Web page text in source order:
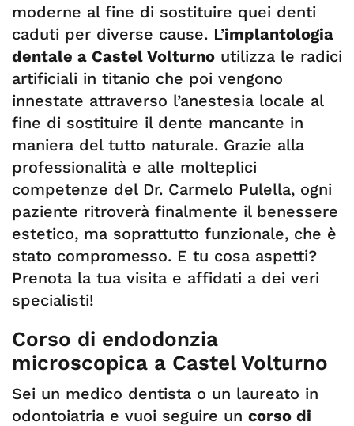
moderne al fine di sostituire quei denti
caduti per diverse cause. L’implantologia
dentale a Castel Volturno utilizza le radici
artificiali in titanio che poi vengono
innestate attraverso l’anestesia locale al
fine di sostituire il dente mancante in
maniera del tutto naturale. Grazie alla
professionalità e alle molteplici
competenze del Dr. Carmelo Pulella, ogni
paziente ritroverà finalmente il benessere
estetico, ma soprattutto funzionale, che è
stato compromesso. E tu cosa aspetti?
Prenota la tua visita e affidati a dei veri
specialisti!
Corso di endodonzia
microscopica a Castel Volturno
Sei un medico dentista o un laureato in
odontoiatria e vuoi seguire un corso di